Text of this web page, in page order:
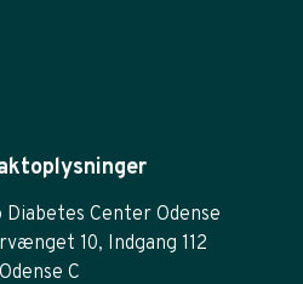
Diabetes Center Odense
10, Indgang 112
C